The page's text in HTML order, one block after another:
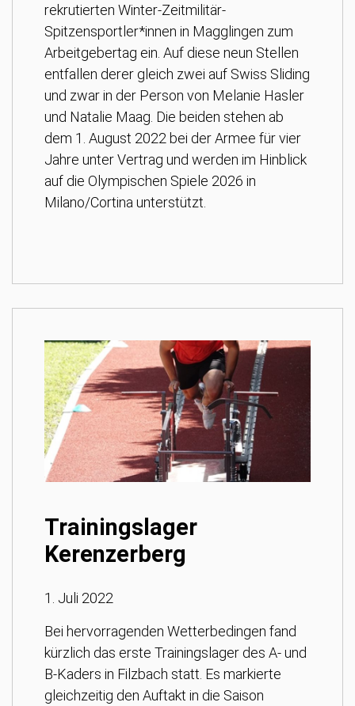
rekrutierten Winter-Zeitmilitär-
Spitzensportler*innen in Magglingen zum
Arbeitgebertag ein. Auf diese neun Stellen
entfallen derer gleich zwei auf Swiss Sliding
und zwar in der Person von Melanie Hasler
und Natalie Maag. Die beiden stehen ab
dem 1. August 2022 bei der Armee für vier
Jahre unter Vertrag und werden im Hinblick
auf die Olympischen Spiele 2026 in
Milano/Cortina unterstützt.
Trainingslager
Kerenzerberg
1. Juli 2022
Bei hervorragenden Wetterbedingen fand
kürzlich das erste Trainingslager des A- und
B-Kaders in Filzbach statt. Es markierte
gleichzeitig den Auftakt in die Saison